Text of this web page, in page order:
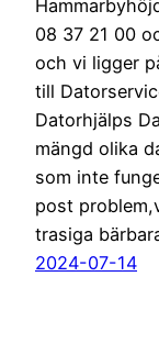
08 37 21 00
och vi ligger
till
Datorhjälps
mängd olika
som inte
post
trasiga
2024-07-14